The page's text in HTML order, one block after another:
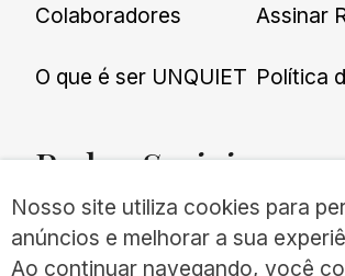
Colaboradores
O que é ser UNQUIET
Assinar
Política
RedesSociais
Nosso site utiliza cookies para
anúncios e melhorar a sua
Ao continuar navegando, você